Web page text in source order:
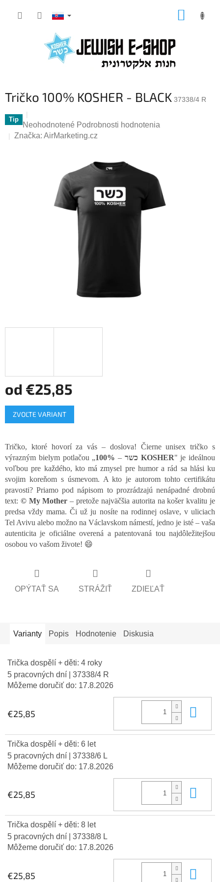
Tričko 100% KOSHER - BLACK 37338/4 R
Tip
Priemerné
hodnotenie
hviezdičiek.
Neohodnotené Podrobnosti hodnotenia
Značka: AirMarketing.cz
od €25,85
Jednotková
cena:
ZVOĽTE VARIANT
Tričko, ktoré hovorí za vás – doslova! Čierne unisex tričko s
výrazným bielym potlačou „
כשר –
100% KOSHER" je ideálnou
voľbou pre každého, kto má zmysel pre humor a rád sa hlási ku
svojim koreňom s úsmevom. A kto je autorom tohto certifikátu
pravosti? Priamo pod nápisom to prozrádzajú nenápadné drobnú
text: © My Mother – pretože najväčšia autorita na košer kvalitu je
predsa vždy mama. Či už ju nosíte na rodinnej oslave, v uliciach
Tel Avivu alebo možno na Václavskom námestí, jedno je isté – vaša
autenticita je oficiálne overená a patentovaná tou najdôležitejšou
osobou vo vašom živote! 😄
OPÝTAŤ SA STRÁŽIŤ ZDIEĽAŤ
Varianty Popis Hodnotenie Diskusia
Trička dospělí + děti: 4 roky
5 pracovných dní
| 37338/4 R
Môžeme doručiť do: 17.8.2026
€25,85
Trička dospělí + děti: 6 let
5 pracovných dní
| 37338/6 L
Môžeme doručiť do: 17.8.2026
€25,85
Trička dospělí + děti: 8 let
5 pracovných dní
| 37338/8 L
Môžeme doručiť do: 17.8.2026
€25,85